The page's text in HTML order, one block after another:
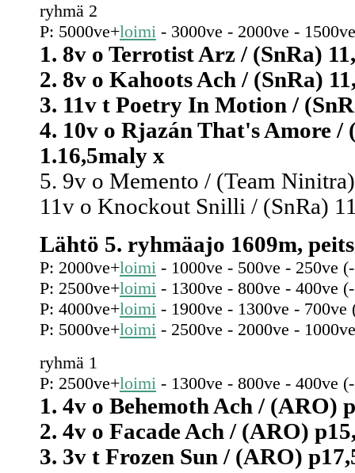
ryhmä 2
P: 5000ve+loimi - 3000ve - 2000ve -
1. 8v o Terrotist Arz / (SnRa)
2. 8v o Kahoots Ach / (SnRa)
3. 11v t Poetry In Motion /
4. 10v o Rjazán That's Amore
1.16,5maly x
5. 9v o Memento / (Team
11v o Knockout Snilli / (SnRa)
Lähtö 5. ryhmäajo 1609m,
P: 2000ve+loimi - 1000ve - 500ve - 250ve
P: 2500ve+loimi - 1300ve - 800ve - 400ve
P: 4000ve+loimi - 1900ve - 1300ve - 700ve
P: 5000ve+loimi - 2500ve - 2000ve -
ryhmä 1
P: 2500ve+loimi - 1300ve - 800ve - 400ve
1. 4v o Behemoth Ach / (ARO)
2. 4v o Facade Ach / (ARO)
3. 3v t Frozen Sun / (ARO)